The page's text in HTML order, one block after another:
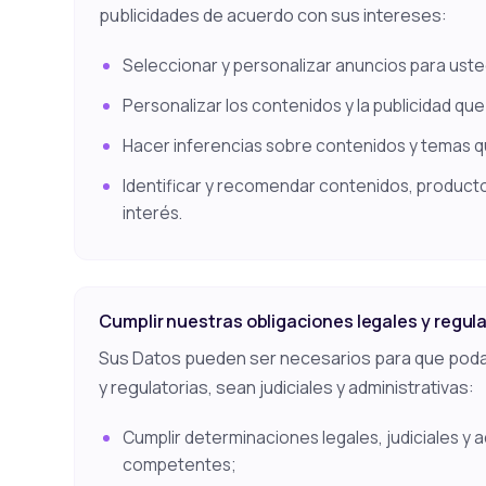
publicidades de acuerdo con sus intereses:
Seleccionar y personalizar anuncios para
Personalizar los contenidos y la publicidad
Hacer inferencias sobre contenidos y temas
Identificar y recomendar contenidos,
interés.
Cumplir nuestras obligaciones legales y
Sus Datos pueden ser necesarios para que
y regulatorias, sean judiciales y administrativas:
Cumplir determinaciones legales, judiciales y
competentes;